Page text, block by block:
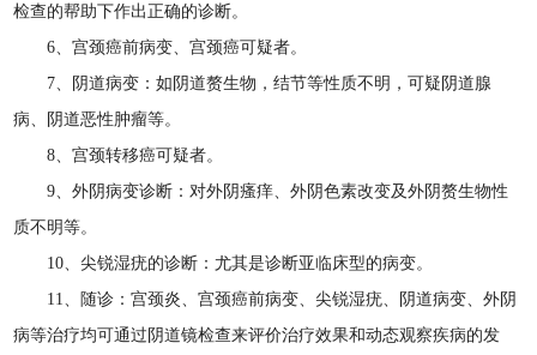
检查的帮助下作出正确的诊断。
6、宫颈癌前病变、宫颈癌可疑者。
7、阴道病变：如阴道赘生物，结节等性质不明，可疑阴道腺
病、阴道恶性肿瘤等。
8、宫颈转移癌可疑者。
9、外阴病变诊断：对外阴瘙痒、外阴色素改变及外阴赘生物性
质不明等。
10、尖锐湿疣的诊断：尤其是诊断亚临床型的病变。
11、随诊：宫颈炎、宫颈癌前病变、尖锐湿疣、阴道病变、外阴
病等治疗均可通过阴道镜检查来评价治疗效果和动态观察疾病的发